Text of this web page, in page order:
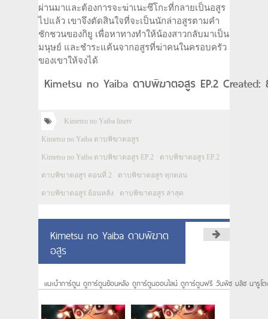
ผ่านมาและต้องการจะฆ่าเนะซึโกะที่กลายเป็นอสูร
ไปแล้ว เขาจึงตัดสินใจที่จะเป็นนักล่าอสูรตามคำ
ชักชวนของกิยู เพื่อหาทางทำให้น้องสาวกลับมาเป็น
มนุษย์ และชำระแค้นจากอสูรที่ฆ่าคนในครอบครัว
ของเขาให้จงได้
Kimetsu no Yaiba ดาบพิฆาตอสูร EP.2
Kimetsu no Yaiba linetv
Kimetsu no Yaiba ดาบพิฆาตอสูร
Kimetsu no Yaiba ดาบพิฆาตอสูร EP.2 ดาบพิฆาตอสูร EP.2
ดาบพิฆาตอสูร ตอนที่ 2 ดาบพิฆาตอสูร ทุกตอน
ดาบพิฆาตอสูร ย้อนหลัง ดาบพิฆาตอสูร ล่าสุด
Kimetsu no Yaiba ดาบพิฆาต
อสูร
แนะนำการ์ตูน ดูการ์ตูนย้อนหลัง ดูการ์ตูนออนไลน์ ดูการ์ตูนฟรี วันพีซ บลีซ นารูโตะ